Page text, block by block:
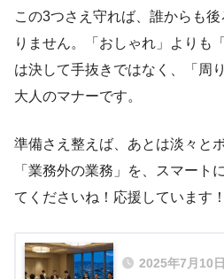
この3つさえ守れば、誰からも
りません。「おしゃれ」よりも
は決して手抜きではなく、「周
大人のマナーです。
準備さえ整えば、あとは淡々と
「業務外の業務」を、スマート
てくださいね！応援しています！
2025年7月10日